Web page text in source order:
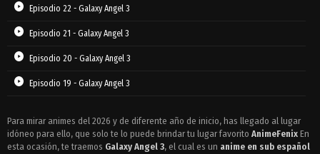
Episodio 22 - Galaxy Angel 3
Episodio 21 - Galaxy Angel 3
Episodio 20 - Galaxy Angel 3
Episodio 19 - Galaxy Angel 3
Episodio 17 - Galaxy Angel 3
Para mirar animes del 2026 y de diferente año de inicio, has llegado al lugar
idóneo para ello, que solo te lo puede brindar tu lugar favorito AnimeFenix En
esta ocasión, te traemos Galaxy Angel 3, el cual es un anime en sub español